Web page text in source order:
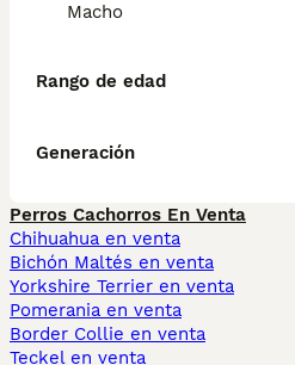
Macho
Rango de edad
Generación
Perros Cachorros En Venta
Chihuahua en venta
Bichón Maltés en venta
Yorkshire Terrier en venta
Pomerania en venta
Border Collie en venta
Teckel en venta